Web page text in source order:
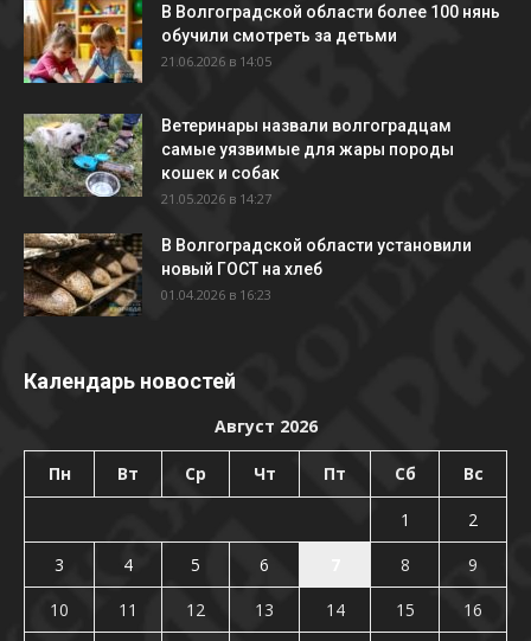
В Волгоградской области более 100 нянь
обучили смотреть за детьми
21.06.2026 в 14:05
Ветеринары назвали волгоградцам
самые уязвимые для жары породы
кошек и собак
21.05.2026 в 14:27
В Волгоградской области установили
новый ГОСТ на хлеб
01.04.2026 в 16:23
Календарь новостей
Август 2026
Пн Вт Ср Чт Пт Сб Вс
1
2
3
4 5 6 8
9
10
11 12 13 14 15
16